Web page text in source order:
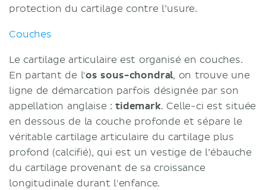
protection du cartilage contre l’usure.
Couches
Le cartilage articulaire est organisé en couches.
En partant de l'os sous-chondral, on trouve une
ligne de démarcation parfois désignée par son
appellation anglaise :tidemark. Celle-ci est située
en dessous de la couche profonde et sépare le
véritable cartilage articulaire du cartilage plus
profond (calcifié), qui est un vestige de l’ébauche
du cartilage provenant de sa croissance
longitudinale durant l'enfance.